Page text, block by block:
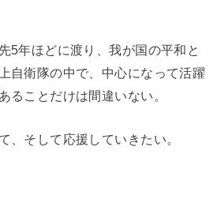
5年ほどに渡り、我が国の平和と
自衛隊の中で、中心になって活躍
ることだけは間違いない。
、そして応援していきたい。